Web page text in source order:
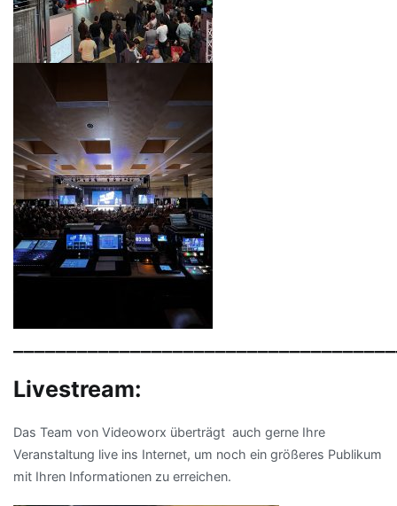
Livestream:
Das Team von Videoworx überträgt auch gerne Ihre
Veranstaltung live ins Internet, um noch ein größeres Publikum
mit Ihren Informationen zu erreichen.